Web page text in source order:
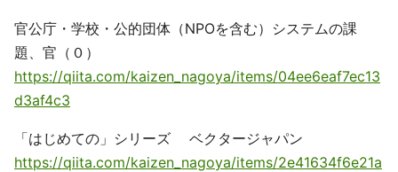
官公庁・学校・公的団体（NPOを含む）システムの課
題、官（０）
https://qiita.com/kaizen_nagoya/items/04ee6eaf7ec13
d3af4c3
「はじめての」シリーズ ベクタージャパン
https://qiita.com/kaizen_nagoya/items/2e41634f6e21a